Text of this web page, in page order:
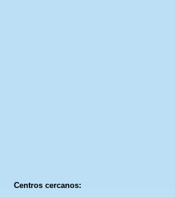
Centros cercanos: